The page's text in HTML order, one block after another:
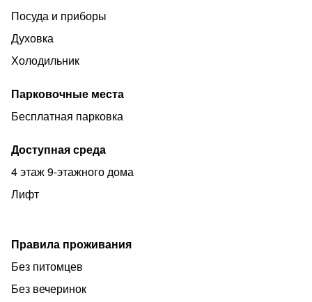
Посуда и приборы
Духовка
Холодильник
Парковочные места
Бесплатная парковка
Доступная среда
4 этаж 9-этажного дома
Лифт
Правила проживания
Без питомцев
Без вечеринок